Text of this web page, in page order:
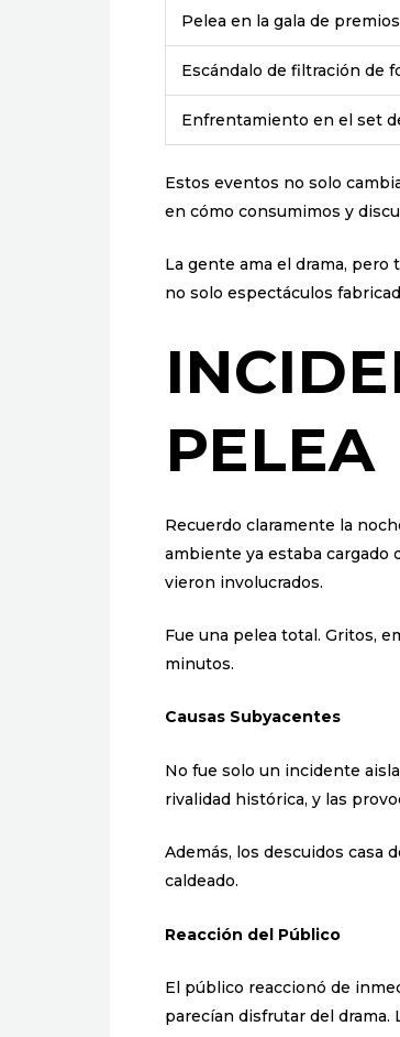
Pelea en la gala de premios
Escándalo de filtración de
Enfrentamiento en el set
Estos eventos no solo
en cómo consumimos y
La gente ama el drama,
no solo espectáculos
PELEA
Recuerdo claramente la
ambiente ya estaba cargado
vieron involucrados.
Fue una pelea total. Gritos,
minutos.
Causas Subyacentes
No fue solo un incidente
rivalidad histórica, y las
Además, los descuidos casa
caldeado.
Reacción del Público
El público reaccionó de
parecían disfrutar del